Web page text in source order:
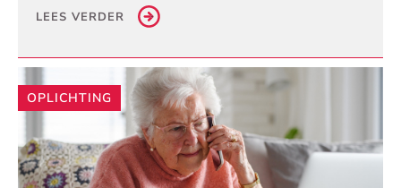
LEES VERDER
OPLICHTING